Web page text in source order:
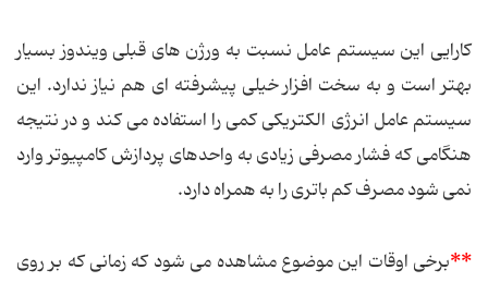
کارایی این سیستم عامل نسبت به ورژن های قبلی ویندوز بسیار
بهتر است و به سخت افزار خیلی پیشرفته ای هم نیاز ندارد. این
سیستم عامل انرژی الکتریکی كمی را استفاده می كند و در نتیجه
هنگامی که فشار مصرفی زیادی به واحدهای پردازش کامپیوتر وارد
نمی شود مصرف كم باتری را به همراه دارد.
**برخی اوقات این موضوع مشاهده می شود که زمانی که بر روی